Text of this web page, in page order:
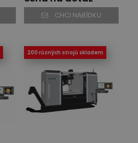
CHCI NABÍDKU
200 různých strojů skladem